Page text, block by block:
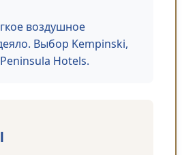
воздушное
Выбор Kempinski,
Hotels.